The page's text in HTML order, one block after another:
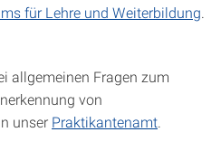
für Lehre und Weiterbildung
allgemeinen Fragen zum
von
unser Praktikantenamt